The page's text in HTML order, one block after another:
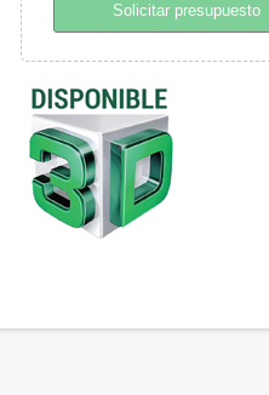
Solicitar presupuesto